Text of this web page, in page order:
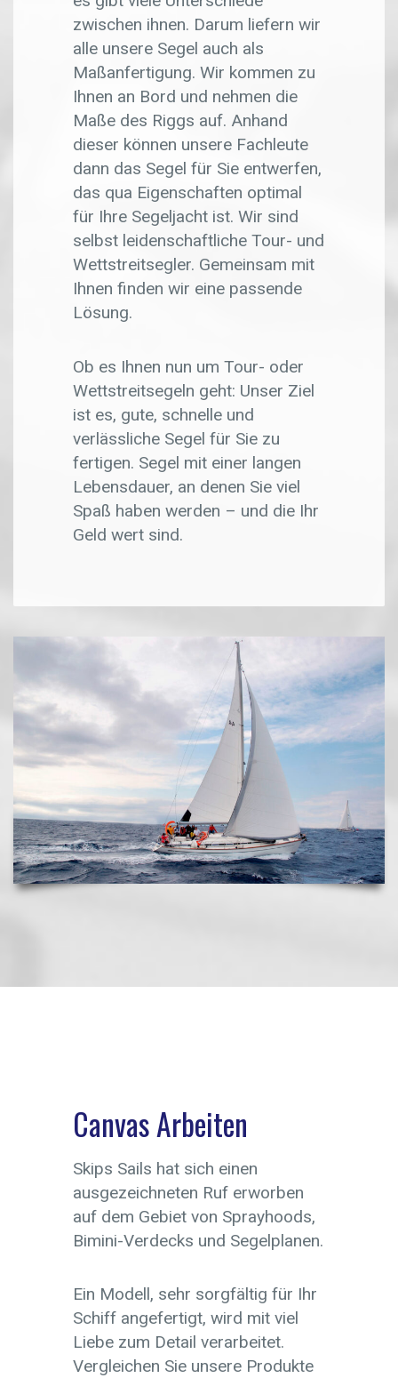
zwischen ihnen. Darum liefern wir
alle unsere Segel auch als
Maßanfertigung. Wir kommen zu
Ihnen an Bord und nehmen die
Maße des Riggs auf. Anhand
dieser können unsere Fachleute
dann das Segel für Sie entwerfen,
das qua Eigenschaften optimal
für Ihre Segeljacht ist. Wir sind
selbst leidenschaftliche Tour- und
Wettstreitsegler. Gemeinsam mit
Ihnen finden wir eine passende
Lösung.
Ob es Ihnen nun um Tour- oder
Wettstreitsegeln geht: Unser Ziel
ist es, gute, schnelle und
verlässliche Segel für Sie zu
fertigen. Segel mit einer langen
Lebensdauer, an denen Sie viel
Spaß haben werden – und die Ihr
Geld wert sind.
Canvas Arbeiten
Skips Sails hat sich einen
ausgezeichneten Ruf erworben
auf dem Gebiet von Sprayhoods,
Bimini-Verdecks und Segelplanen.
Ein Modell, sehr sorgfältig für Ihr
Schiff angefertigt, wird mit viel
Liebe zum Detail verarbeitet.
Vergleichen Sie unsere Produkte